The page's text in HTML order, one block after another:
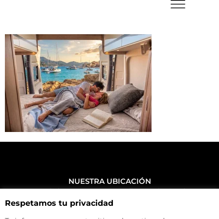
NUESTRA UBICACIÓN
Haz click aquí y mira como llegar a la tienda
CONTACTA CON NOSOTROS
+34 972 500 449
Respetamos tu privacidad